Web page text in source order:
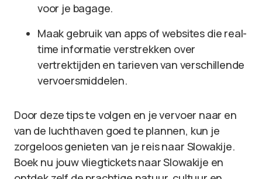
voor je bagage.
Maak gebruik van apps of websites die real-
time informatie verstrekken over
vertrektijden en tarieven van verschillende
vervoersmiddelen.
Door deze tips te volgen en je vervoer naar en
van de luchthaven goed te plannen, kun je
zorgeloos genieten van je reis naar Slowakije.
Boek nu jouw vliegtickets naar Slowakije en